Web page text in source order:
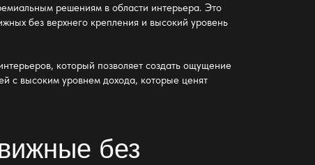
решениям в области интерьера. Это
без верхнего крепления и высокий уровень
который позволяет создать ощущение
с высоким уровнем дохода, которые ценят
без